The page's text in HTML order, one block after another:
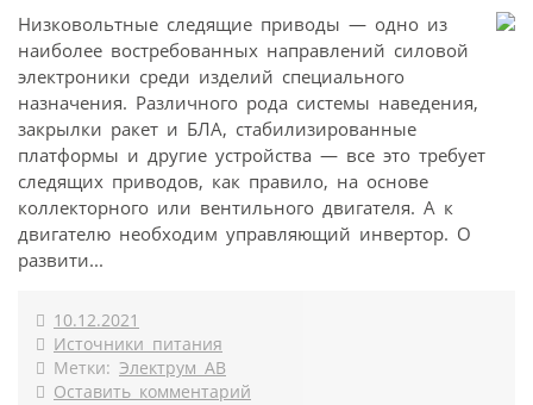
Низковольтные следящие приводы — одно из
наиболее востребованных направлений силовой
электроники среди изделий специального
назначения. Различного рода системы наведения,
закрылки ракет и БЛА, стабилизированные
платформы и другие устройства — все это требует
следящих приводов, как правило, на основе
коллекторного или вентильного двигателя. А к
двигателю необходим управляющий инвертор. О
развити...
10.12.2021
Источники питания
Метки: Электрум АВ
Оставить комментарий